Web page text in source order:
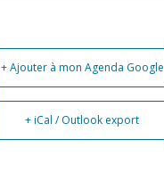
+ Ajouter à mon Agenda Google
+ iCal / Outlook export